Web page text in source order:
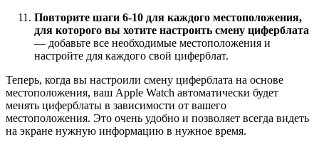
Повторите шаги 6-10 для каждого местоположения,
для которого вы хотите настроить смену циферблата
— добавьте все необходимые местоположения и
настройте для каждого свой циферблат.
Теперь, когда вы настроили смену циферблата на основе
местоположения, ваш Apple Watch автоматически будет
менять циферблаты в зависимости от вашего
местоположения. Это очень удобно и позволяет всегда видеть
на экране нужную информацию в нужное время.